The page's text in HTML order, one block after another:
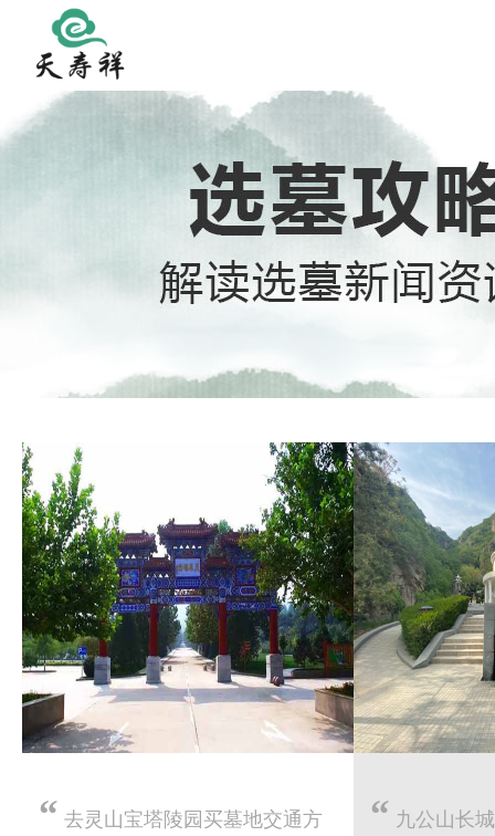
“ 去灵山宝塔陵园买墓地交通方
“ 九公山长